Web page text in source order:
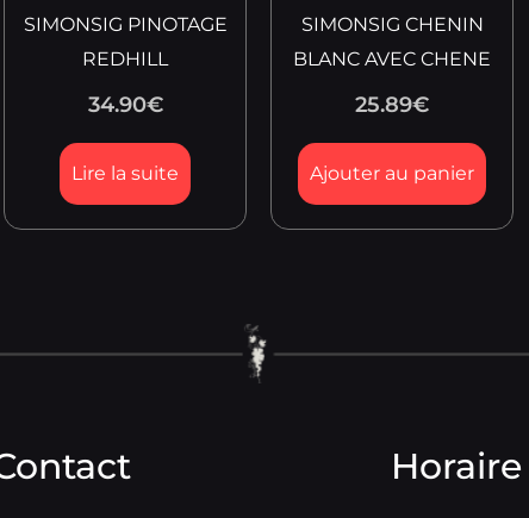
SIMONSIG PINOTAGE
REDHILL
34.90€
Lire la suite
SIMONSIG CHENIN
BLANC AVEC CHENE
25.89€
Ajouter au panier
Horaire